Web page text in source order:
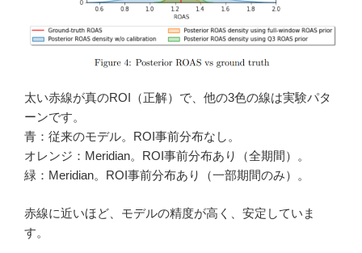
太い赤線が真のROI（正解）で、他の3色の線は実験パタ
ーンです。
青：従来のモデル。ROI事前分布なし。
オレンジ：Meridian。ROI事前分布あり（全期間）。
緑：Meridian。ROI事前分布あり（一部期間のみ）。
赤線に近いほど、モデルの精度が高く、安定していま
す。